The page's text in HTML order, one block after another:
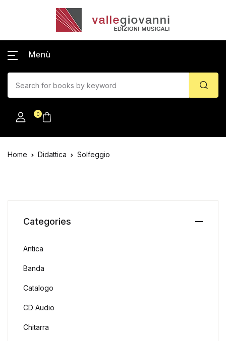
Menù
0
Home Didattica Solfeggio
Categories
Antica
Banda
Catalogo
CD Audio
Chitarra